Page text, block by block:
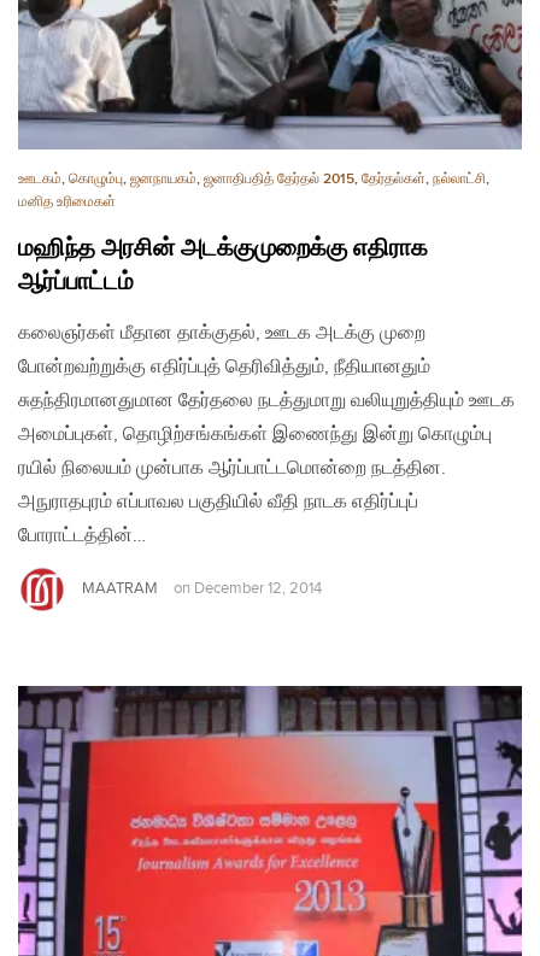
ஊடகம், கொழும்பு, ஜனநாயகம், ஜனாதிபதித் தேர்தல் 2015, தேர்தல்கள், நல்லாட்சி,
மனித உரிமைகள்
மஹிந்த அரசின் அடக்குமுறைக்கு எதிராக
ஆர்ப்பாட்டம்
கலைஞர்கள் மீதான தாக்குதல், ஊடக அடக்கு முறை
போன்றவற்றுக்கு எதிர்ப்புத் தெரிவித்தும், நீதியானதும்
சுதந்திரமானதுமான தேர்தலை நடத்துமாறு வலியுறுத்தியும் ஊடக
அமைப்புகள், தொழிற்சங்கங்கள் இணைந்து இன்று கொழும்பு
ரயில் நிலையம் முன்பாக ஆர்ப்பாட்டமொன்றை நடத்தின.
அநுராதபுரம் எப்பாவல பகுதியில் வீதி நாடக எதிர்ப்புப்
போராட்டத்தின்…
MAATRAM on December 12, 2014